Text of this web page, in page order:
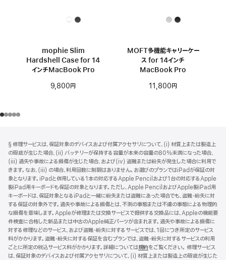
mophie Slim
Hardshell Case for 14
インチMacBook Pro
9,800円
MOFT多機能キャリーケー
ス for 14インチ
MacBook Pro
11,800円
ッ
タ
ー
注
§ 修理サービスは、保証対象のデバイスおよび付属アクセサリについて、(i) 材質上または製造上
の瑕疵が生じた場合、(ii) バッテリーが保持する容量が本来の容量の80%未満になった場合、
(iii) 過失や事故による損傷が生じた場合、および(iv) 盗難または紛失が発生した場合に利用で
きます。なお、(iii) の場合、利用回数に制限はありません。お選びのプランではiPadが保証の対
象となります。iPadと併用している1本の対応するApple Pencilおよび1台の対応するApple
製iPad用キーボードも保証の対象となります。ただし、Apple PencilおよびApple製iPad用
キーボードは、保証対象となるiPadと一緒に紛失または盗難にあった場合でも、盗難・紛失に対
する保証の対象外です。過失や事故による損傷とは、不測の事態または不慮の事態による物理的
な損傷を意味します。Appleが修理または交換サービスで提供する交換品には、Appleの機能要
件検査に合格した新品または中古のApple純正パーツが含まれます。過失や事故による損傷に
対する修理などのサービス、および盗難・紛失に対するサービスでは、1回につき所定のサービス
料がかかります。盗難・紛失に対する保証を含むプランでは、盗難・紛失に対するサービスの利用
ごとに所定の税込サービス料がかかります。詳細については規約（新
規
をご覧ください。 修理サービス
は、保証対象のデバイスおよび付属アクセサリについて、(i) 材質上または製造上の瑕疵が生じた